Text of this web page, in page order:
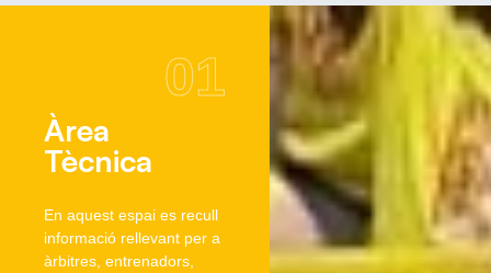
01
Àrea
Tècnica
En aquest espai es recull
informació rellevant per a
àrbitres, entrenadors,